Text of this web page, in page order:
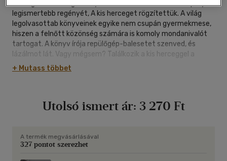
A Hungaroton hangoskönyvében Antoine de Saint-Exupéry
legismertebb regényét, A kis herceget rögzítettük. A világ
legolvasottab könyveinek egyike nem csupán gyermekmese,
hiszen a felnőtt közönség számára is komoly mondanivalót
tartogat. A könyv írója repülőgép-balesetet szenved, és
lázálmot lát. Vagy mégsem? Találkozik a kis herceggel a
sivatagban, egy apró, szőke hajú kisfiúval, aki rendkívül
érdeklődő, kíváncsi természet: addig kérdez, amíg nem kap rá
+ Mutass többet
Utolsó ismert ár: 3 270 Ft
A termék megvásárlásával
327 pontot szerezhet